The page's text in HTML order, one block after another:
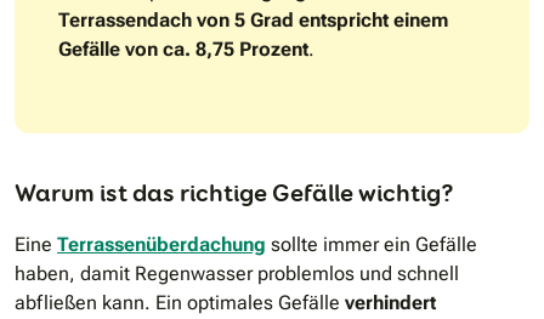
Terrassendach von 5 Grad entspricht einem
Gefälle von ca. 8,75 Prozent.
Warum ist das richtige Gefälle wichtig?
Eine Terrassenüberdachung sollte immer ein Gefälle
haben, damit Regenwasser problemlos und schnell
abfließen kann. Ein optimales Gefälle verhindert